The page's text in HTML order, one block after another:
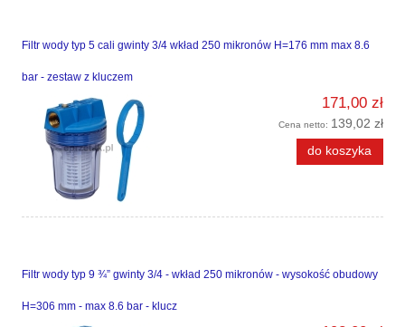
Filtr wody typ 5 cali gwinty 3/4 wkład 250 mikronów H=176 mm max 8.6
bar - zestaw z kluczem
171,00 zł
Cena netto: 139,02 zł
do koszyka
Filtr wody typ 9 ¾” gwinty 3/4 - wkład 250 mikronów - wysokość obudowy
H=306 mm - max 8.6 bar - klucz